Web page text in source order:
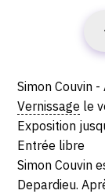
du
docteur
Jacques
Guidoni,
06000
Nice
Description,
horaires...
Simon Couvin
Vernissage le
Exposition
Entrée libre
Simon Couvin
Depardieu.